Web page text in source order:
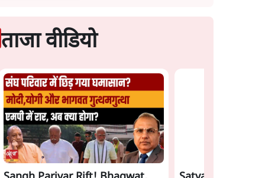
ताजा वीडियो